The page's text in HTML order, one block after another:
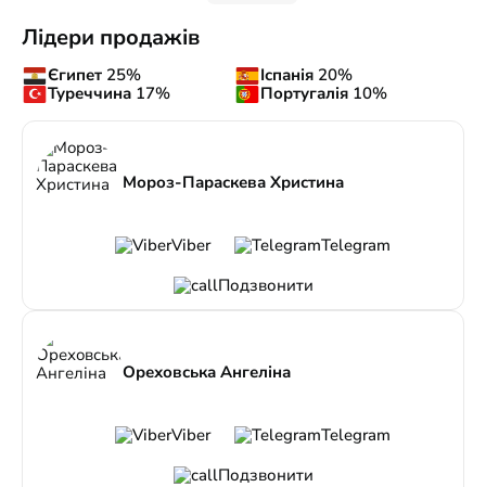
Лідери продажів
Єгипет 25% Іспанія 20%
Туреччина 17% Португалія 10%
Мороз-Параскева Христина
Viber
Telegram
Подзвонити
Ореховська Ангеліна
Viber
Telegram
Подзвонити